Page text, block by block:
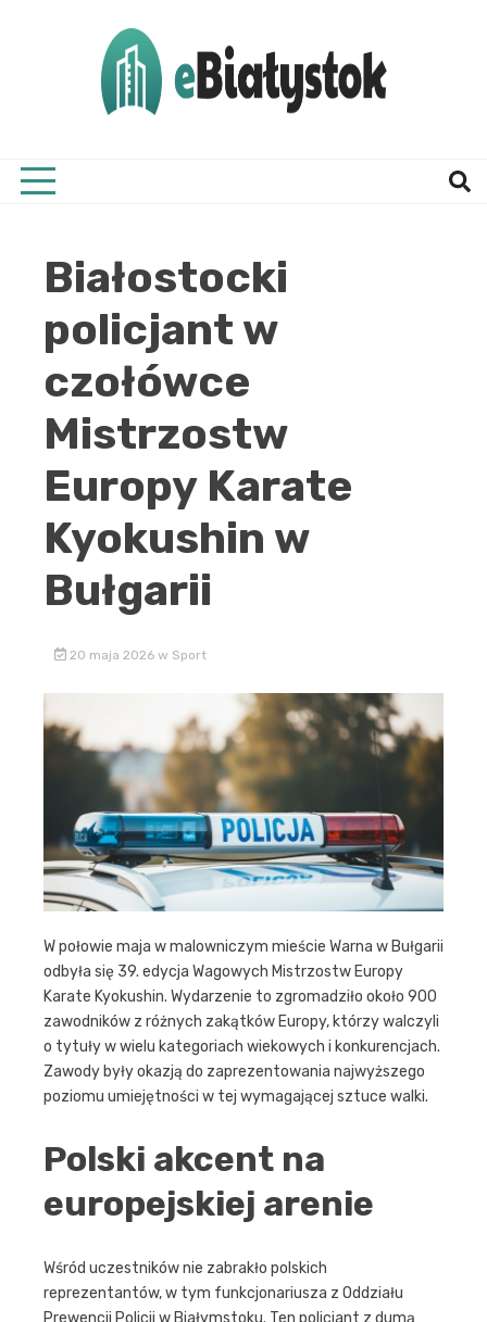
Białostocki
policjant w
czołówce
Mistrzostw
Europy Karate
Kyokushin w
Bułgarii
20 maja 2026 w Sport
W połowie maja w malowniczym mieście Warna w Bułgarii
odbyła się 39. edycja Wagowych Mistrzostw Europy
Karate Kyokushin. Wydarzenie to zgromadziło około 900
zawodników z różnych zakątków Europy, którzy walczyli
o tytuły w wielu kategoriach wiekowych i konkurencjach.
Zawody były okazją do zaprezentowania najwyższego
poziomu umiejętności w tej wymagającej sztuce walki.
Polski akcent na
europejskiej arenie
Wśród uczestników nie zabrakło polskich
reprezentantów, w tym funkcjonariusza z Oddziału
Prewencji Policji w Białymstoku. Ten policjant z dumą